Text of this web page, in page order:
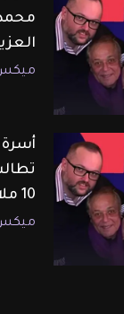
10 ملايين جنيه